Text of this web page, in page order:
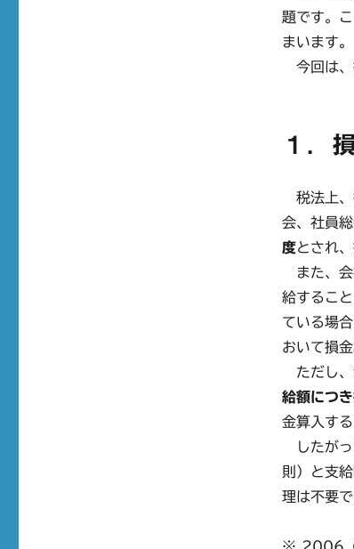
題です。
まいます。
今回は、
１．
税法上、
会、社員
度とされ
また、会
給するこ
ている場
おいて損
ただし、
給額につ
金算入す
したがっ
則）と支
理は不要